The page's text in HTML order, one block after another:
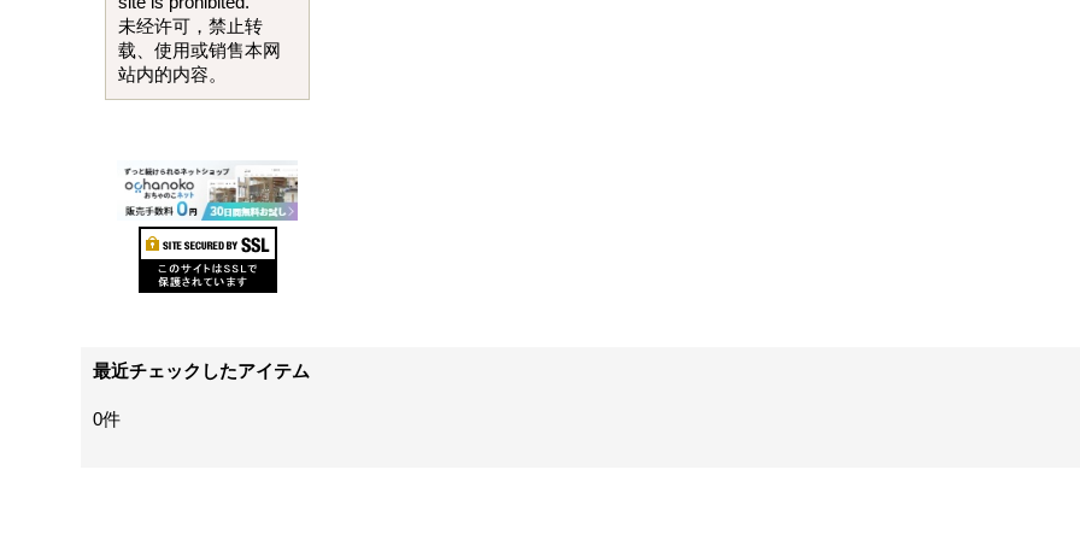
未经许可，禁止转
载、使用或销售本网
站内的内容。
最近チェックしたアイテム
0件